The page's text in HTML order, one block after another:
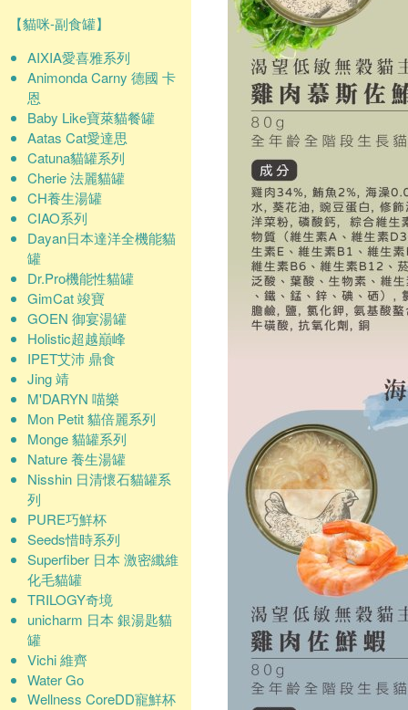
【貓咪-副食罐】
AIXIA愛喜雅系列
Animonda Carny 德國 卡
恩
Baby Like寶萊貓餐罐
Aatas Cat愛達思
Catuna貓罐系列
Cherie 法麗貓罐
CH養生湯罐
CIAO系列
Dayan日本達洋全機能貓
罐
Dr.Pro機能性貓罐
GimCat 竣寶
GOEN 御宴湯罐
Holistic超越巔峰
IPET艾沛 鼎食
Jing 靖
M'DARYN 喵樂
Mon Petit 貓倍麗系列
Monge 貓罐系列
Nature 養生湯罐
Nisshin 日清懷石貓罐系
列
PURE巧鮮杯
Seeds惜時系列
Superfiber 日本 激密纖維
化毛貓罐
TRILOGY奇境
unicharm 日本 銀湯匙貓
罐
Vichi 維齊
Water Go
Wellness CoreDD寵鮮杯